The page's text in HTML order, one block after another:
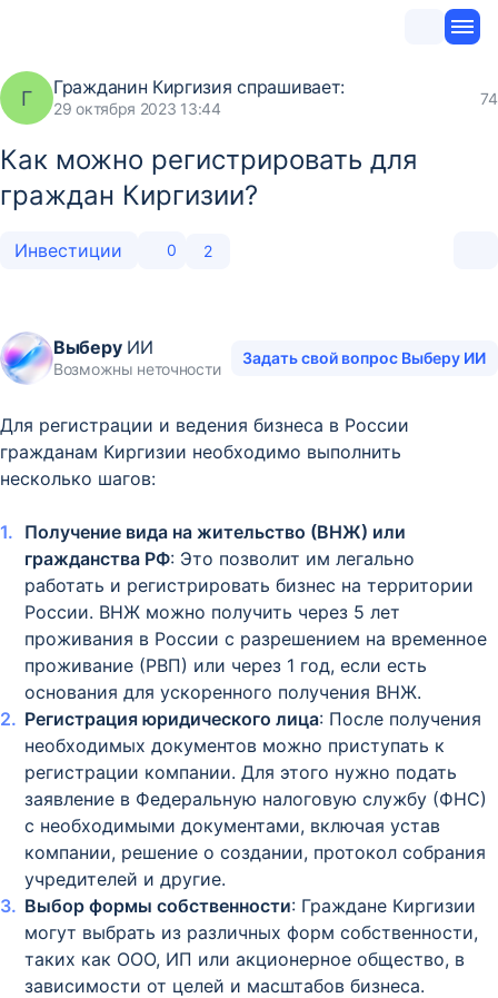
Г Гражданин Киргизияспрашивает:
29 октября 2023 13:44
74
Как можно регистрировать для
граждан Киргизии?
Инвестиции 0 2
ВыберуИИ
Возможны неточности
Задать свой вопрос Выберу ИИ
Для регистрации и ведения бизнеса в России
гражданам Киргизии необходимо выполнить
несколько шагов:
Получение вида на жительство (ВНЖ) или
гражданства РФ: Это позволит им легально
работать и регистрировать бизнес на территории
России. ВНЖ можно получить через 5 лет
проживания в России с разрешением на временное
проживание (РВП) или через 1 год, если есть
основания для ускоренного получения ВНЖ.
Регистрация юридического лица: После получения
необходимых документов можно приступать к
регистрации компании. Для этого нужно подать
заявление в Федеральную налоговую службу (ФНС)
с необходимыми документами, включая устав
компании, решение о создании, протокол собрания
учредителей и другие.
Выбор формы собственности: Граждане Киргизии
могут выбрать из различных форм собственности,
таких как ООО, ИП или акционерное общество, в
зависимости от целей и масштабов бизнеса.